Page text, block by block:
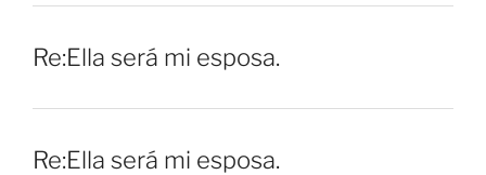
Re:Ella será mi esposa.
Re:Ella será mi esposa.